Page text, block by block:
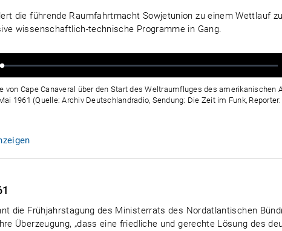
die führende Raumfahrtmacht Sowjetunion zu einem Wettlauf
wissenschaftlich-technische Programme in Gang.
Geladen:
Status:
von Cape Canaveral über den Start des Weltraumfluges des amerikanischen
1961 (Quelle: Archiv Deutschlandradio, Sendung: Die Zeit im Funk,
die Frühjahrstagung des Ministerrats des Nordatlantischen
Überzeugung, „dass eine friedliche und gerechte Lösung des